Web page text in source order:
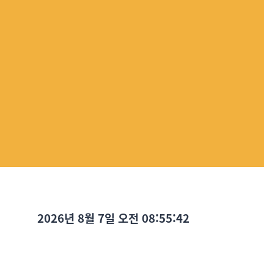
2026년 8월 7일 오전 08:55:43